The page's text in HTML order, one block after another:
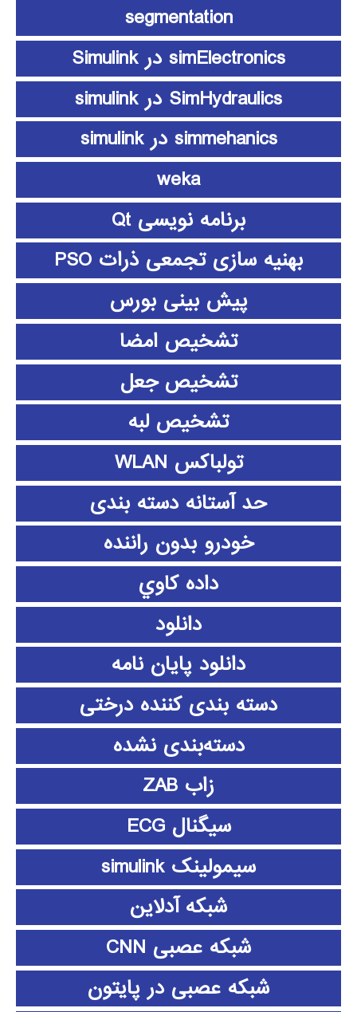
segmentation
simElectronics در Simulink
SimHydraulics در simulink
simmehanics در simulink
weka
برنامه نویسی Qt
بهنیه سازی تجمعی ذرات PSO
پیش بینی بورس
تشخیص امضا
تشخیص جعل
تشخیص لبه
تولباکس WLAN
حد آستانه دسته بندی
خودرو بدون راننده
داده كاوي
دانلود
دانلود پايان نامه
دسته بندی کننده درختی
دسته‌بندی نشده
زاب ZAB
سیگنال ECG
سیمولینک simulink
شبکه آدلاین
شبکه عصبی CNN
شبکه عصبی در پایتون